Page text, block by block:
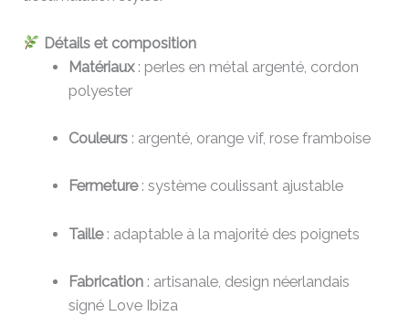
Détails et composition
Matériaux: perles en métal argenté, cordon
polyester
Couleurs: argenté, orange vif, rose framboise
Fermeture: système coulissant ajustable
Taille: adaptable à la majorité des poignets
Fabrication: artisanale, design néerlandais
signé Love Ibiza